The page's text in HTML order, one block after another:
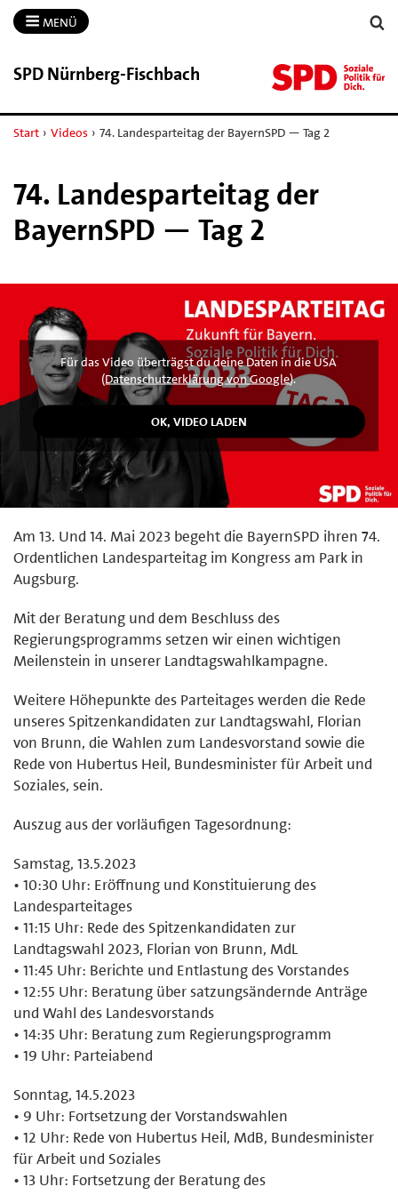
MENÜ
SPD Nürnberg-​Fischbach
Start › Videos › 74. Landesparteitag der BayernSPD — Tag 2
74. Landesparteitag der
BayernSPD — Tag 2
Für das Video überträgst du deine Daten in die USA
(Datenschutzerklärung von Google).
Am 13. Und 14. Mai 2023 begeht die BayernSPD ihren 74.
Ordentlichen Landesparteitag im Kongress am Park in
Augsburg.
Mit der Beratung und dem Beschluss des
Regierungsprogramms setzen wir einen wichtigen
Meilenstein in unserer Landtagswahlkampagne.
Weitere Höhepunkte des Parteitages werden die Rede
unseres Spitzenkandidaten zur Landtagswahl, Florian
von Brunn, die Wahlen zum Landesvorstand sowie die
Rede von Hubertus Heil, Bundesminister für Arbeit und
Soziales, sein.
Auszug aus der vorläufigen Tagesordnung:
Samstag, 13.5.2023
• 10:30 Uhr: Eröffnung und Konstituierung des
Landesparteitages
• 11:15 Uhr: Rede des Spitzenkandidaten zur
Landtagswahl 2023, Florian von Brunn, MdL
• 11:45 Uhr: Berichte und Entlastung des Vorstandes
• 12:55 Uhr: Beratung über satzungsändernde Anträge
und Wahl des Landesvorstands
• 14:35 Uhr: Beratung zum Regierungsprogramm
• 19 Uhr: Parteiabend
Sonntag, 14.5.2023
• 9 Uhr: Fortsetzung der Vorstandswahlen
• 12 Uhr: Rede von Hubertus Heil, MdB, Bundesminister
für Arbeit und Soziales
• 13 Uhr: Fortsetzung der Beratung des